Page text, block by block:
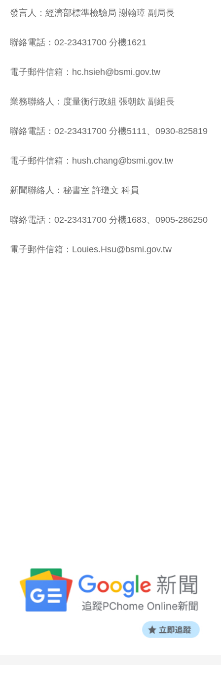
發言人：經濟部標準檢驗局 謝翰璋 副局長
聯絡電話：02-23431700 分機1621
電子郵件信箱：hc.hsieh@bsmi.gov.tw
業務聯絡人：度量衡行政組 張朝欽 副組長
聯絡電話：02-23431700 分機5111、0930-825819
電子郵件信箱：hush.chang@bsmi.gov.tw
新聞聯絡人：秘書室 許瓊文 科員
聯絡電話：02-23431700 分機1683、0905-286250
電子郵件信箱：Louies.Hsu@bsmi.gov.tw